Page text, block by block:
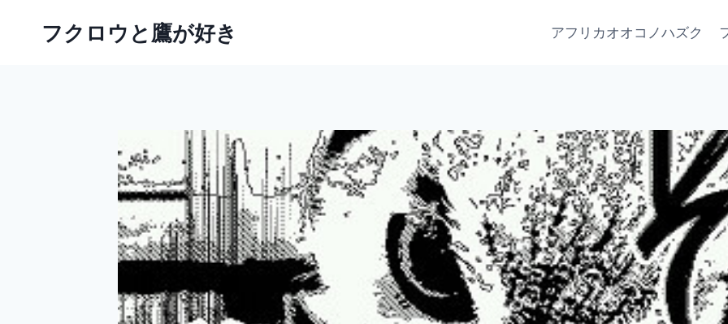
フクロウと鷹が好き アフリカオオコノハズク